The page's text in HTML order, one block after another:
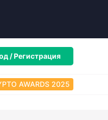
/Регистрация
AWARDS 2025